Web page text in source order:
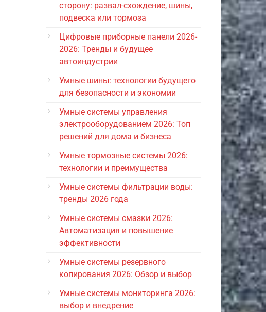
сторону: развал-схождение, шины,
подвеска или тормоза
Цифровые приборные панели 2026-
2026: Тренды и будущее
автоиндустрии
Умные шины: технологии будущего
для безопасности и экономии
Умные системы управления
электрооборудованием 2026: Топ
решений для дома и бизнеса
Умные тормозные системы 2026:
технологии и преимущества
Умные системы фильтрации воды:
тренды 2026 года
Умные системы смазки 2026:
Автоматизация и повышение
эффективности
Умные системы резервного
копирования 2026: Обзор и выбор
Умные системы мониторинга 2026:
выбор и внедрение